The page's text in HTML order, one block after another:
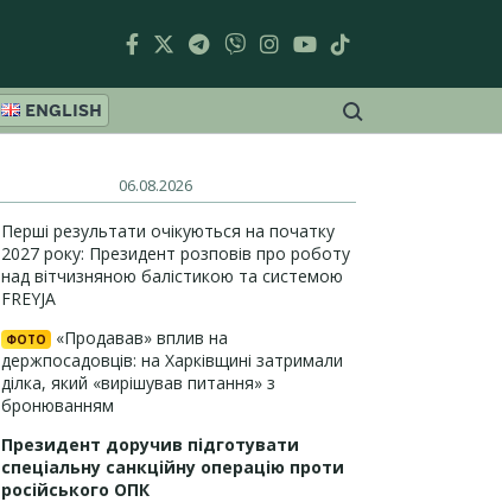
ENGLISH
06.08.2026
Перші результати очікуються на початку
2027 року: Президент розповів про роботу
над вітчизняною балістикою та системою
FREYJA
ФОТО
«Продавав» вплив на
держпосадовців: на Харківщині затримали
ділка, який «вирішував питання» з
бронюванням
Президент доручив підготувати
спеціальну санкційну операцію проти
російського ОПК